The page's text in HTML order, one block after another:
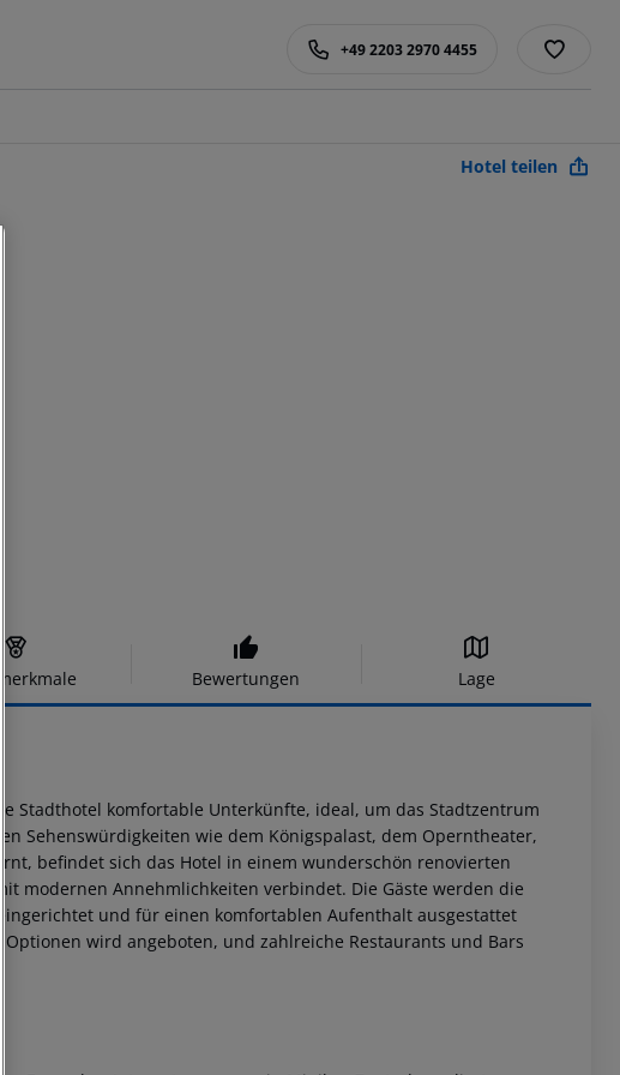
+49 2203 2970 4455
Hotel teilen
Bewertungen Lage
Stadthotel komfortable Unterkünfte, ideal, um das Stadtzentrum
Sehenswürdigkeiten wie dem Königspalast, dem Operntheater,
befindet sich das Hotel in einem wunderschön renovierten
modernen Annehmlichkeiten verbindet. Die Gäste werden die
und für einen komfortablen Aufenthalt ausgestattet
wird angeboten, und zahlreiche Restaurants und Bars